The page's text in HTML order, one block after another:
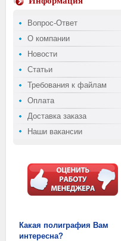
Вопрос-Ответ
О компании
Новости
Статьи
Требования к файлам
Оплата
Доставка заказа
Наши вакансии
Какая полиграфия Вам
интересна?